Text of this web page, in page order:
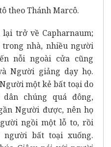
theo Thánh Marcô.
lại trở về Capharnaum;
nhà, nhiều người
nỗi ngoài cửa cũng
Người giảng dạy họ.
một kẻ bất toại do
chúng quá đông,
Người được, nên họ
ngồi một lỗ to, rồi
người bất toại xuống.